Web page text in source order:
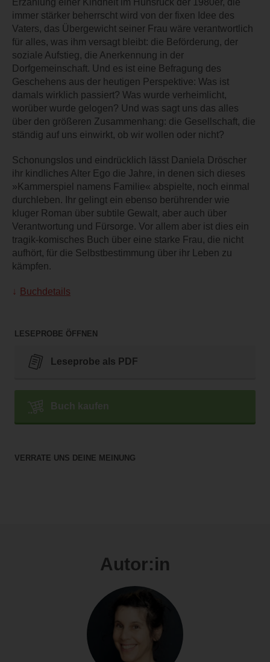
immer stärker beherrscht wird von der fixen Idee des
Vaters, das Übergewicht seiner Frau wäre verantwortlich
für alles, was ihm versagt bleibt: die Beförderung, der
soziale Aufstieg, die Anerkennung in der
Dorfgemeinschaft. Und es ist eine Befragung des
Geschehens aus der heutigen Perspektive: Was ist
damals wirklich passiert? Was wurde verheimlicht,
worüber wurde gelogen? Und was sagt uns das alles
über den größeren Zusammenhang: die Gesellschaft, die
ständig auf uns einwirkt, ob wir wollen oder nicht?
Schonungslos und eindrücklich lässt Daniela Dröscher
ihr kindliches Alter Ego die Jahre, in denen sich dieses
»Kammerspiel namens Familie« abspielte, noch einmal
durchleben. Ihr gelingt ein ebenso berührender wie
kluger Roman über subtile Gewalt, aber auch über
Verantwortung und Fürsorge. Vor allem aber ist dies ein
tragik-komisches Buch über eine starke Frau, die nicht
aufhört, für die Selbstbestimmung über ihr Leben zu
kämpfen.
Buchdetails
LESEPROBE ÖFFNEN
Leseprobe als PDF
Buch kaufen
VERRATE UNS DEINE MEINUNG
Autor:in